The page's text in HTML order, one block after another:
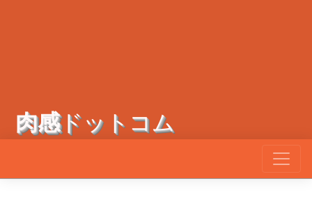
肉感ドットコム